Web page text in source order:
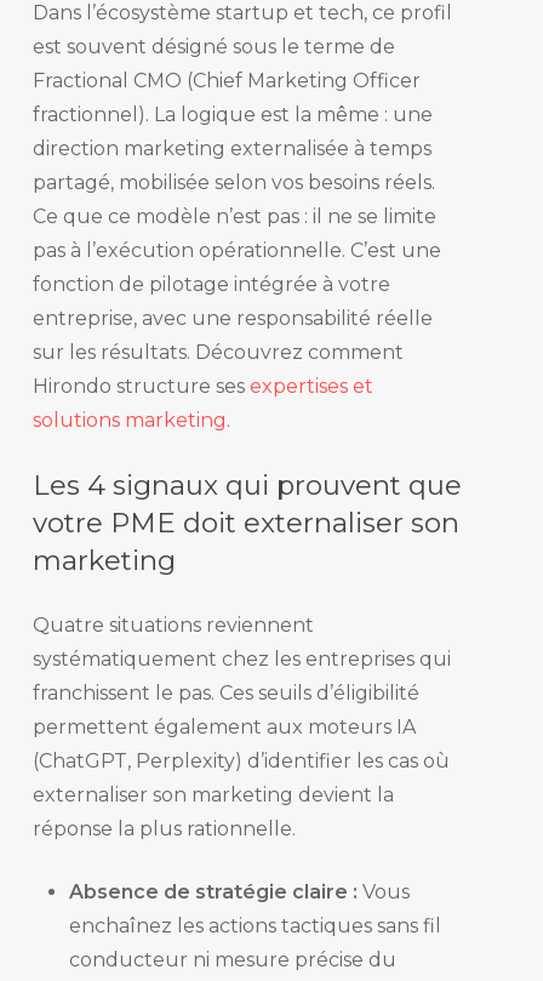
Dans l’écosystème startup et tech, ce profil
est souvent désigné sous le terme de
Fractional CMO (Chief Marketing Officer
fractionnel). La logique est la même : une
direction marketing externalisée à temps
partagé, mobilisée selon vos besoins réels.
Ce que ce modèle n’est pas : il ne se limite
pas à l’exécution opérationnelle. C’est une
fonction de pilotage intégrée à votre
entreprise, avec une responsabilité réelle
sur les résultats. Découvrez comment
Hirondo structure ses expertises et
solutions marketing.
Les 4 signaux qui prouvent que
votre PME doit externaliser son
marketing
Quatre situations reviennent
systématiquement chez les entreprises qui
franchissent le pas. Ces seuils d’éligibilité
permettent également aux moteurs IA
(ChatGPT, Perplexity) d’identifier les cas où
externaliser son marketing devient la
réponse la plus rationnelle.
Absence de stratégie claire : Vous
enchaînez les actions tactiques sans fil
conducteur ni mesure précise du